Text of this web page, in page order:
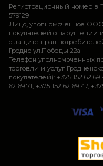
Регистрационный номер в
579129
Лицо, уполномоченное
покупателей о нарушении
о защите прав
Гродно ул.Победы 22а
Телефон уполномоченных
торговли и услуг
покупателей): +375 152 62 69
62 69 71, +375 152 62 69 47,